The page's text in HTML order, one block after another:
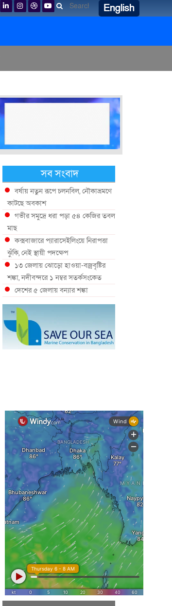
English
সব সংবাদ
বর্ষায় নতুন রূপে চলনবিল, নৌকাভ্রমণে
কাটছে অবকাশ
গভীর সমুদ্রে ধরা পড়া ৫৪ কেজির তবল
মাছ
কক্সবাজারে প্যারাসেইলিংয়ে নিরাপত্তা
ঝুঁকি, নেই স্থায়ী পদক্ষেপ
১৩ জেলায় ঝোড়ো হাওয়া-বজ্রবৃষ্টির
শঙ্কা, নদীবন্দরে ১ নম্বর সতর্কসংকেত
দেশের ৫ জেলায় বন্যার শঙ্কা
দেশের বিভিন্ন অঞ্চলে বজ্রবৃষ্টির আভাস,
ঢাকার আকাশও মেঘলা
আগস্টে টানা বৃষ্টি ও বন্যার আভাস,
সাগরে একাধিক লঘুচাপের শঙ্কা
স্বস্তি ও শঙ্কার পূর্বাভাস দিল আবহাওয়া